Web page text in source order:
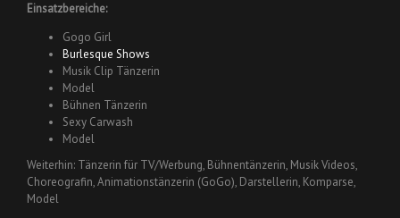
Einsatzbereiche:
Gogo Girl
Burlesque Shows
Musik Clip Tänzerin
Model
Bühnen Tänzerin
Sexy Carwash
Model
Weiterhin: Tänzerin für TV/Werbung, Bühnentänzerin, Musik Videos,
Choreografin, Animationstänzerin (GoGo), Darstellerin, Komparse,
Model